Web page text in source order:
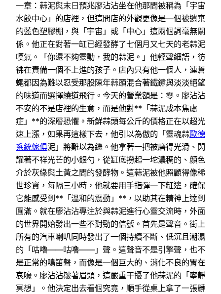
一章：蒜泥與末日預兆廖沾沾坐在他那間被稱為「宇宙
水餃中心」的店裡，但這間店的外觀更像是一個被遺棄
的藍色塑膠棚，與「宇宙」或「中心」這兩個詞毫無關
係。他正在對著一缸已經發酵了七個月又七天的老蒜泥
嘆氣。「你還不夠靈動，我的蒜泥。」他輕聲細語，彷
彿在責備一個不上進的孩子。店內只有他一個人，連蒼
蠅都因為難以忍受那股陳年蒜頭混合著鐵鏽與淡淡絕望
的味道而選擇繞道飛行。今天的營業額是：零。廖沾沾
不安的不是店裡的生意，而是他對**「蒜泥成本焦慮
症」**的深層恐懼。新鮮蒜頭每公斤的價格正在以超光
速上漲，如果再這樣下去，他引以為傲的「靈魂蒜歐德
系統傢俱泥」將難以為繼。他拿著一把被磨得光滑、閃
耀著不祥光芒的小銀勺，從缸底撈起一坨濃稠的、顏色
介於灰綠與土黃之間的發酵物。這蒜泥被他照顧得像稀
世珍寶，每隔三小時，他就要用手指彈一下缸邊，確保
它能感受到**「溫和的震動」**，以助其在精神上達到
圓滿。就在廖沾沾專注於與蒜泥進行心靈交流時，外面
的世界開始發出一些不對勁的信號。首先是聲音。街上
所有的汽車喇叭同時發出了一個持續不斷、低沉且潮濕
的「咕嚕——咕嚕——」聲。這聲音不是引擎聲，也不
是正常的鳴笛聲，而像是一個巨大的、消化不良的胃在
哀嚎。廖沾沾皺著眉頭，這嚴重干擾了他蒜泥的「寧靜
冥想」。他決定出去看個究竟，順手從桌上拿了一張髒